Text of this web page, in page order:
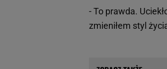
- To prawda.
zmieniłem styl